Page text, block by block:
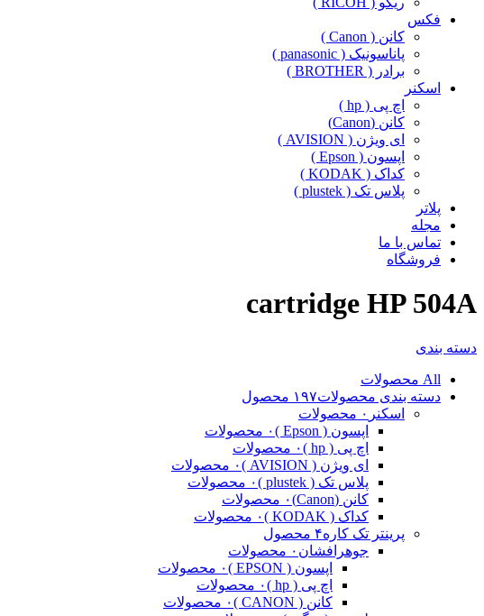
فکس
کانن ( Canon )
پاناسونیک ( panasonic )
برادر ( BROTHER )
اسکنر
اچ پی ( hp )
کانن (Canon)
ای ویژن ( AVISION )
اپسون ( Epson )
کداک ( KODAK )
پلاس تک ( plustek )
پلاتر
مجله
تماس با ما
فروشگاه
cartridge HP 504A
دسته بندی
All محصولات
دسته بندی محصولات۱۹۷ محصول
اسکنر ۰ محصولات
اپسون ( Epson )
۰ محصولات
اچ پی ( hp )
۰ محصولات
ای ویژن ( AVISION )
۰ محصولات
پلاس تک ( plustek )
۰ محصولات
کانن (Canon)
۰ محصولات
کداک ( KODAK )
۰ محصولات
پرینتر تک کاره۴ محصول
جوهرافشان ۰ محصولات
اپسون ( EPSON )
۰ محصولات
اچ پی ( hp )
۰ محصولات
کانن ( CANON )
۰ محصولات